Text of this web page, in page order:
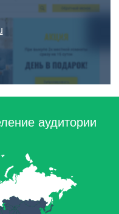
аудитории